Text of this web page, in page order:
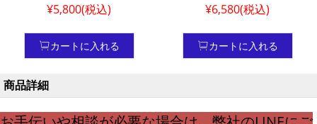
ス iphone 13 13 プロ オレン
pro max 携帯ケース エルメ
ジ アイフォーン 16 アイフォ
ーン 16 プラス ワニ柄 エル
メス アイフォーン 16 プラス
¥5,800(税込)
カートに入れる
13 ケース hermes エルメス
ライチテクスチャ
¥6,580(税込)
カートに入れる
商品詳細